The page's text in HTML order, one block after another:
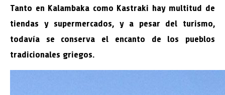
Tanto en Kalambaka como Kastraki hay multitud de
tiendas y supermercados, y a pesar del turismo,
todavía se conserva el encanto de los pueblos
tradicionales griegos.